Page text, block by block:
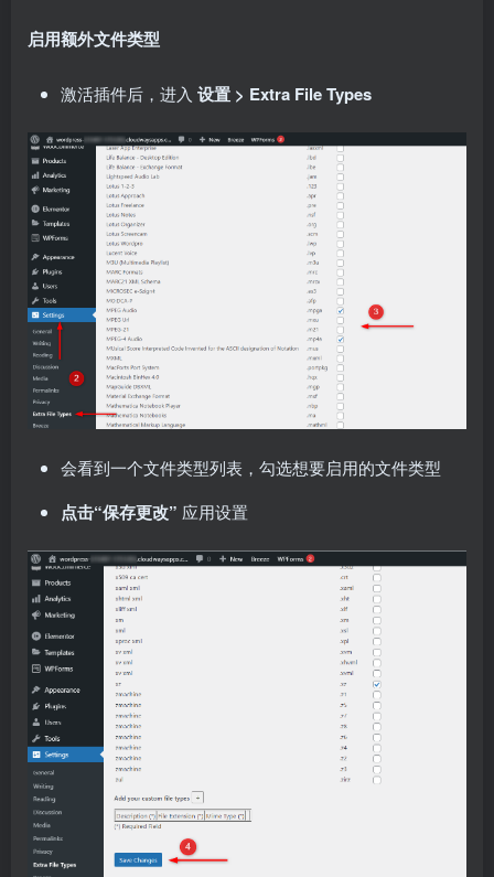
启用额外文件类型
激活插件后，进入 设置 > Extra File Types
会看到一个文件类型列表，勾选想要启用的文件类型
点击“保存更改” 应用设置